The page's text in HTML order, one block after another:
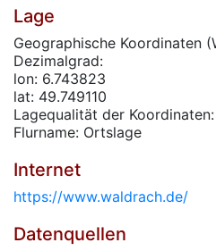
Lage
Geographische Koordinaten
Dezimalgrad:
lon: 6.743823
lat: 49.749110
Lagequalität der Koordinaten:
Flurname: Ortslage
Internet
https://www.waldrach.de/
Datenquellen